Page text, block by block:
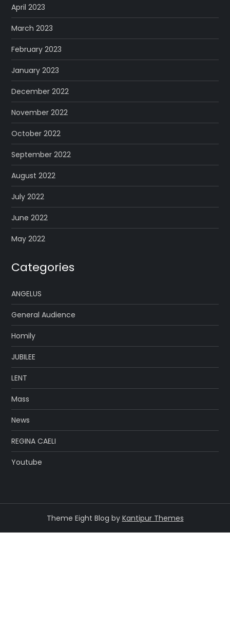
April 2023
March 2023
February 2023
January 2023
December 2022
November 2022
October 2022
September 2022
August 2022
July 2022
June 2022
May 2022
Categories
ANGELUS
General Audience
Homily
JUBILEE
LENT
Mass
News
REGINA CAELI
Youtube
Theme Eight Blog by Kantipur Themes